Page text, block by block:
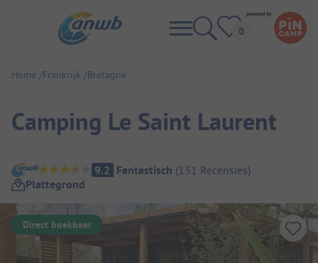
Home Frankrijk Bretagne
Camping Le Saint Laurent
Camping overzicht
9.2 Fantastisch (131 Recensies)
Plattegrond
Direct boekbaar